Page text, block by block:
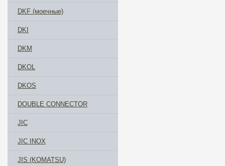
DKF (моечные)
DKI
DKM
DKOL
DKOS
DOUBLE CONNECTOR
JIC
JIC INOX
JIS (KOMATSU)